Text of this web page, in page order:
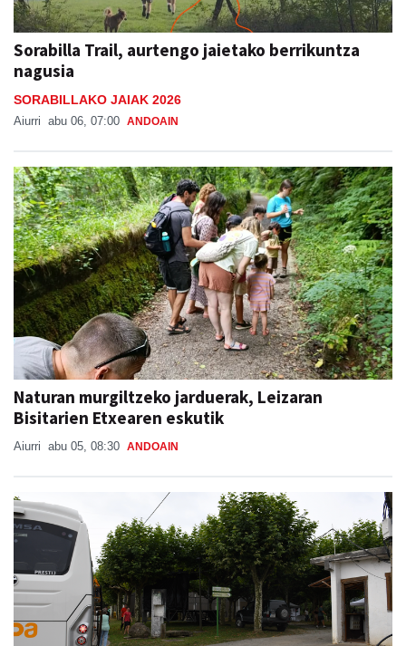
Sorabilla Trail, aurtengo jaietako berrikuntza
nagusia
SORABILLAKO JAIAK 2026
Aiurri abu 06, 07:00 ANDOAIN
Naturan murgiltzeko jarduerak, Leizaran
Bisitarien Etxearen eskutik
Aiurri abu 05, 08:30 ANDOAIN